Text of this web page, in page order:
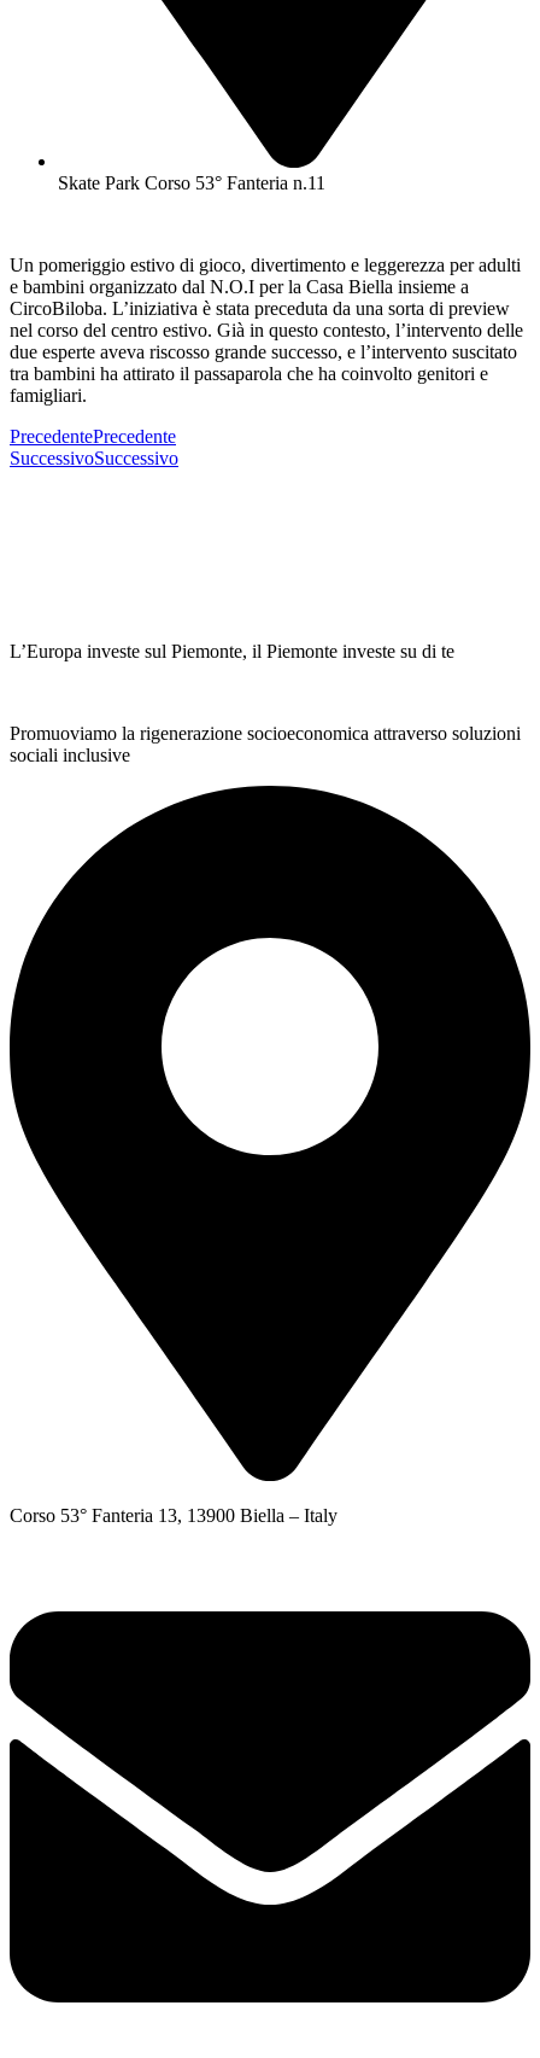
Skate Park Corso 53° Fanteria n.11
Un pomeriggio estivo di gioco, divertimento e leggerezza per adulti
e bambini organizzato dal N.O.I per la Casa Biella insieme a
CircoBiloba. L’iniziativa è stata preceduta da una sorta di preview
nel corso del centro estivo. Già in questo contesto, l’intervento delle
due esperte aveva riscosso grande successo, e l’intervento suscitato
tra bambini ha attirato il passaparola che ha coinvolto genitori e
famigliari.
PrecedentePrecedente
SuccessivoSuccessivo
L’Europa investe sul Piemonte, il Piemonte investe su di te
Promuoviamo la rigenerazione socioeconomica attraverso soluzioni
sociali inclusive
Corso 53° Fanteria 13, 13900 Biella – Italy